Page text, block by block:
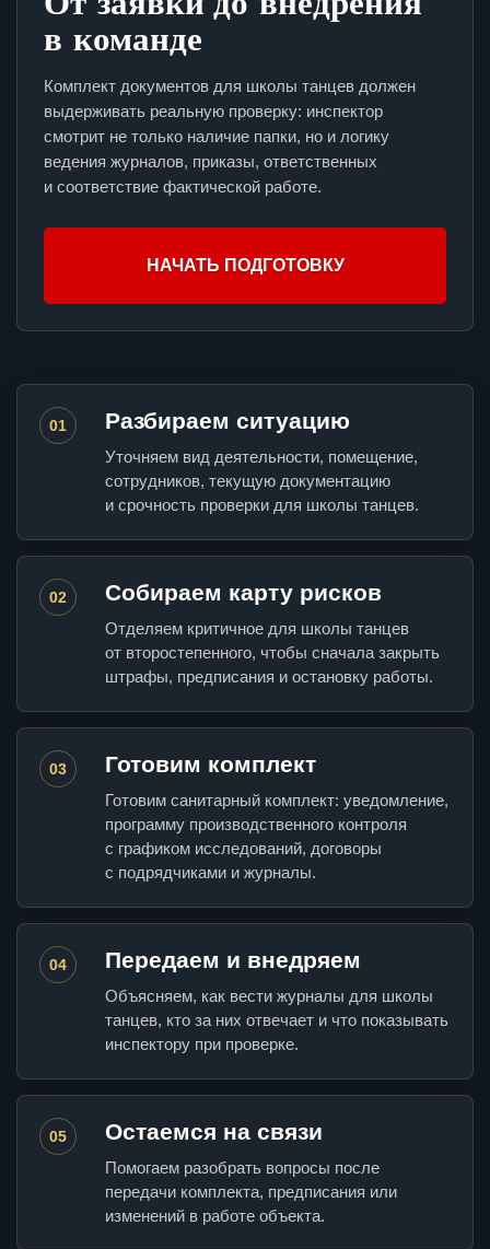
в команде
Комплект документов для школы танцев должен
выдерживать реальную проверку: инспектор
смотрит не только наличие папки, но и логику
ведения журналов, приказы, ответственных
и соответствие фактической работе.
НАЧАТЬ ПОДГОТОВКУ
01 Разбираем ситуацию
Уточняем вид деятельности, помещение,
сотрудников, текущую документацию
и срочность проверки для школы танцев.
02 Собираем карту рисков
Отделяем критичное для школы танцев
от второстепенного, чтобы сначала закрыть
штрафы, предписания и остановку работы.
03 Готовим комплект
Готовим санитарный комплект: уведомление,
программу производственного контроля
с графиком исследований, договоры
с подрядчиками и журналы.
04 Передаем и внедряем
Объясняем, как вести журналы для школы
танцев, кто за них отвечает и что показывать
инспектору при проверке.
05 Остаемся на связи
Помогаем разобрать вопросы после
передачи комплекта, предписания или
изменений в работе объекта.